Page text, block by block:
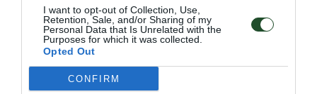
I want to opt-out of Collection, Use,
Retention, Sale, and/or Sharing of my
Personal Data that Is Unrelated with the
Purposes for which it was collected.
Opted Out
CONFIRM